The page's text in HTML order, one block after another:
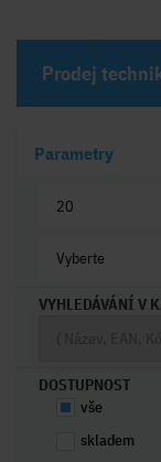
Prodej
Parametry
20
Vyberte
VYHLEDÁVÁNÍ V
DOSTUPNOST
vše
skladem